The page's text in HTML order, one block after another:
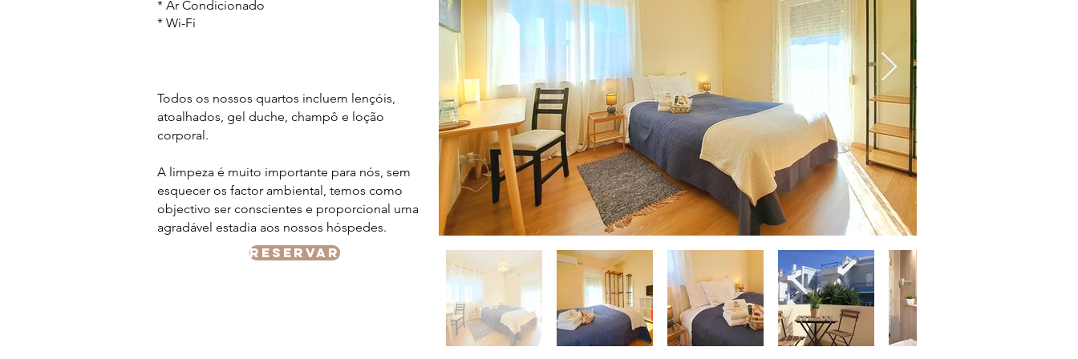
* Ar Condicionado
* Wi-Fi
Todos os nossos quartos incluem lençóis,
atoalhados, gel duche, champô e loção
corporal.
A limpeza é muito importante para nós, sem
esquecer os factor ambiental, temos como
objectivo ser conscientes e proporcional uma
agradável estadia aos nossos hóspedes.
reservar